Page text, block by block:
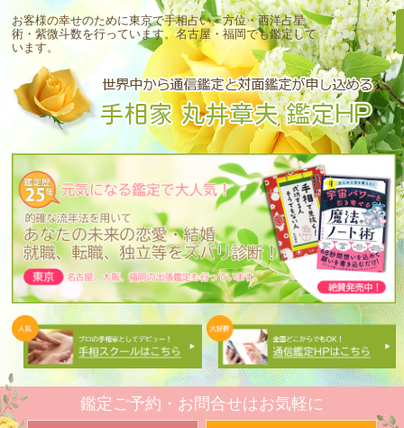
お客様の幸せのために東京で手相占い・方位・西洋占星
術・紫微斗数を行っています。名古屋・福岡でも鑑定して
います。
鑑定ご予約・お問合せはお気軽に